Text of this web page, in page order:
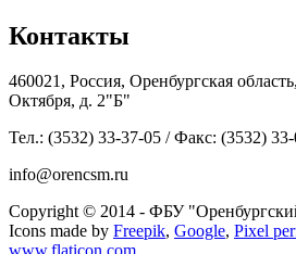
Контакты
460021, Россия, Оренбургская
Октября, д. 2"Б"
Тел.: (3532) 33-37-05 / Факс: (3532)
info@orencsm.ru
Copyright © 2014 - ФБУ
Icons made by Freepik, Google, Pixel